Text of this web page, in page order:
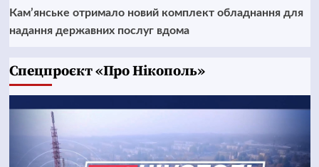
Кам’янське отримало новий комплект обладнання для
надання державних послуг вдома
Cпецпроєкт «Про Нікополь»